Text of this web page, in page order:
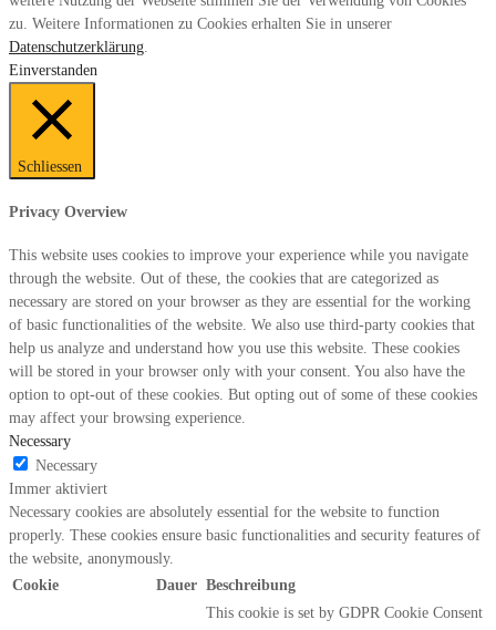
zu. Weitere Informationen zu Cookies erhalten Sie in unserer
Datenschutzerklärung.
Einverstanden
Schliessen
Privacy Overview
This website uses cookies to improve your experience while you navigate
through the website. Out of these, the cookies that are categorized as
necessary are stored on your browser as they are essential for the working
of basic functionalities of the website. We also use third-party cookies that
help us analyze and understand how you use this website. These cookies
will be stored in your browser only with your consent. You also have the
option to opt-out of these cookies. But opting out of some of these cookies
may affect your browsing experience.
Necessary
Necessary
Immer aktiviert
Necessary cookies are absolutely essential for the website to function
properly. These cookies ensure basic functionalities and security features of
the website, anonymously.
Cookie
Dauer Beschreibung
This cookie is set by GDPR Cookie Consent